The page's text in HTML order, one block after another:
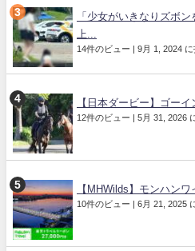
「少女がいきなりズボ
上...
14件のビュー | 9月 1, 2024
【日本ダービー】ゴー
12件のビュー | 5月 31, 2026
【MHWilds】モンハンワ
10件のビュー | 6月 21, 2025